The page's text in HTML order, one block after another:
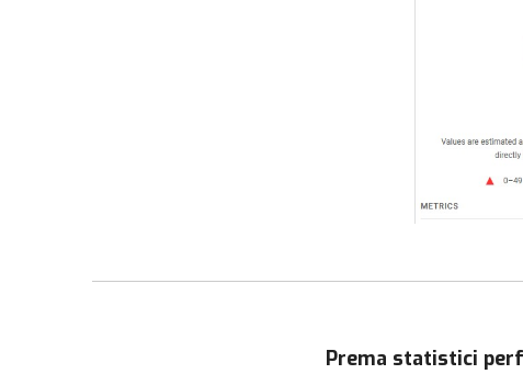
Prema statistici